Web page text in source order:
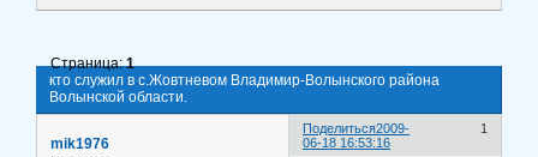
кто служил в с.Жовтневом Владимир-Волынского района
Волынской области.
Страница:1
Поделиться 1
2009-
06-18 16:53:16
mik1976